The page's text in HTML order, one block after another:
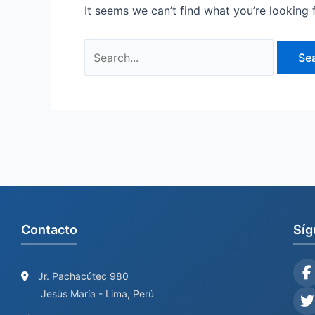
It seems we can’t find what you’re
Contacto
Jr. Pachacútec 980
Jesús María - Lima, Perú